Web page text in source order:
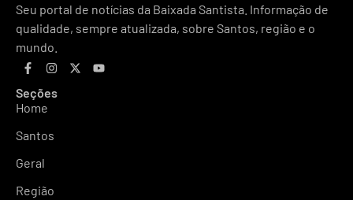
Seu portal de notícias da Baixada Santista. Informação de
qualidade, sempre atualizada, sobre Santos, região e o
mundo.
Seções
Home
Santos
Geral
Região